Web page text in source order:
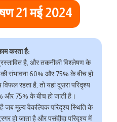
21 मई 2024
करता है:
है, और तकनीकी विश्लेषण के
संभावना 60% और 75% के बीच हो
रहता है, तो यहां दूसरा परिदृश्य
और 75% के बीच हो जाती है।
है जब मूल्य वैकल्पिक परिदृश्य स्थिति के
हो जाता है और पसंदीदा परिदृश्य में